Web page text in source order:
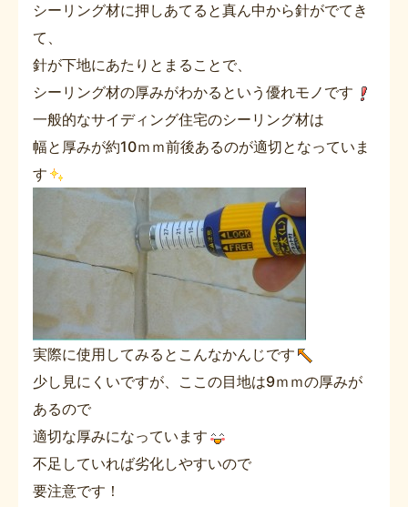
シーリング材に押しあてると真ん中から針がでてき
て、
針が下地にあたりとまることで、
シーリング材の厚みがわかるという優れモノです
一般的なサイディング住宅のシーリング材は
幅と厚みが約10ｍｍ前後あるのが適切となっていま
す
実際に使用してみるとこんなかんじです
少し見にくいですが、ここの目地は9ｍｍの厚みが
あるので
適切な厚みになっています
不足していれば劣化しやすいので
要注意です！